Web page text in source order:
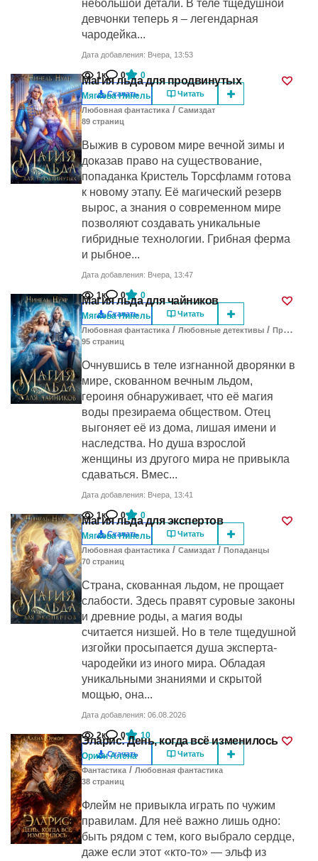
небольшой детали. В теле тщедушной
девчонки теперь я – легендарная
чародейка...
Дата добавления: Вчера, 13:53
1к 0 0
Скачать Читать
Магия льда для продвинутых
Мягкова Нинель
Любовная фантастика / Самиздат
89 cтраниц
Выжив в суровом мире вечной зимы и
доказав право на существование,
попаданка Кристель Торсфламм готова
к новому этапу. Её магический резерв
вырос, а знания о современном мире
позволяют создавать уникальные
гибридные технологии. Грибная ферма
и рыбное...
Дата добавления: Вчера, 13:47
1к 0 0
Скачать Читать
Магия льда для чайников
Мягкова Нинель
Любовная фантастика / Любовные детективы / Приключения
95 cтраниц
Очнувшись в теле изгнанной дворянки в
мире, скованном вечным льдом,
героиня обнаруживает, что её магия
воды презираема обществом. Отец
выгоняет её из дома, лишая имени и
наследства. Но душа взрослой
женщины из другого мира не привыкла
сдаваться. Вмес...
Дата добавления: Вчера, 13:41
1к 0 0
Скачать Читать
Магия льда для экспертов
Мягкова Нинель
Любовная фантастика / Самиздат / Попаданцы
70 cтраниц
Страна, скованная льдом, не прощает
слабости. Здесь правят суровые законы
и древние роды, а магия воды
считается низшей. Но в теле тщедушной
изгойки просыпается душа эксперта-
чародейки из иного мира. Обладая
уникальными знаниями и скрытой
мощью, она...
Дата добавления: 06.08.2026
2к 0 10
Скачать Читать
Эларис: День, когда всё изменилось
Орион Алёна
Фантастика / Любовная фантастика
38 cтраниц
Флейм не привыкла играть по чужим
правилам. Для неё важно лишь одно:
быть рядом с тем, кого выбрало сердце,
даже если этот «кто-то» — эльф из